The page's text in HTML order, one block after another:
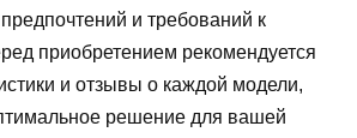
и требований к
приобретением рекомендуется
и отзывы о каждой модели,
решение для вашей